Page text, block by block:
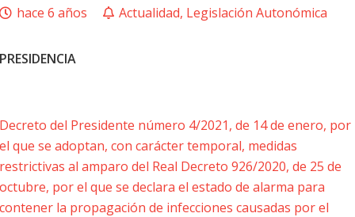
hace 6 años Actualidad, Legislación Autonómica
PRESIDENCIA
Decreto del Presidente número 4/2021, de 14 de enero, por
el que se adoptan, con carácter temporal, medidas
restrictivas al amparo del Real Decreto 926/2020, de 25 de
octubre, por el que se declara el estado de alarma para
contener la propagación de infecciones causadas por el